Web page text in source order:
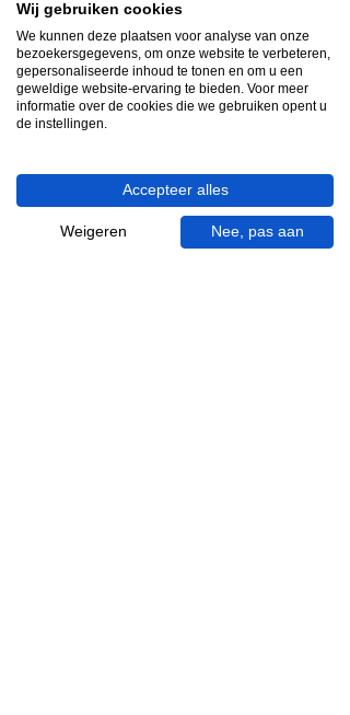
Complete badkamer
Badkamer kopen
Badkamer op maat
Badkamer indeling
Badkamer plattegrond
Badkamer verbouwen
Toilet renovatie
Visgraat tegels
Wij gebruiken cookies
We kunnen deze plaatsen voor analyse van onze
bezoekersgegevens, om onze website te verbeteren,
gepersonaliseerde inhoud te tonen en om u een
geweldige website-ervaring te bieden. Voor meer
informatie over de cookies die we gebruiken opent u
de instellingen.
Accepteer alles
Weigeren Nee, pas aan